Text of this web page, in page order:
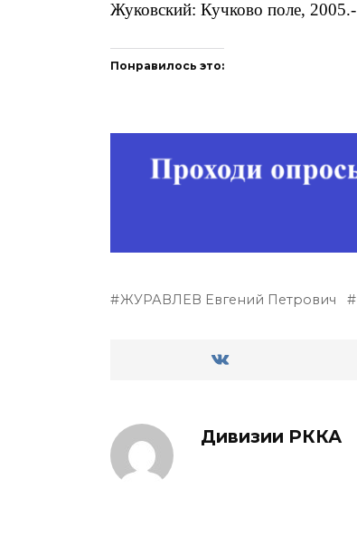
Жуковский: Кучково поле,
Понравилось это:
ЖУРАВЛЕВ Евгений Петрович
Дивизии РККА